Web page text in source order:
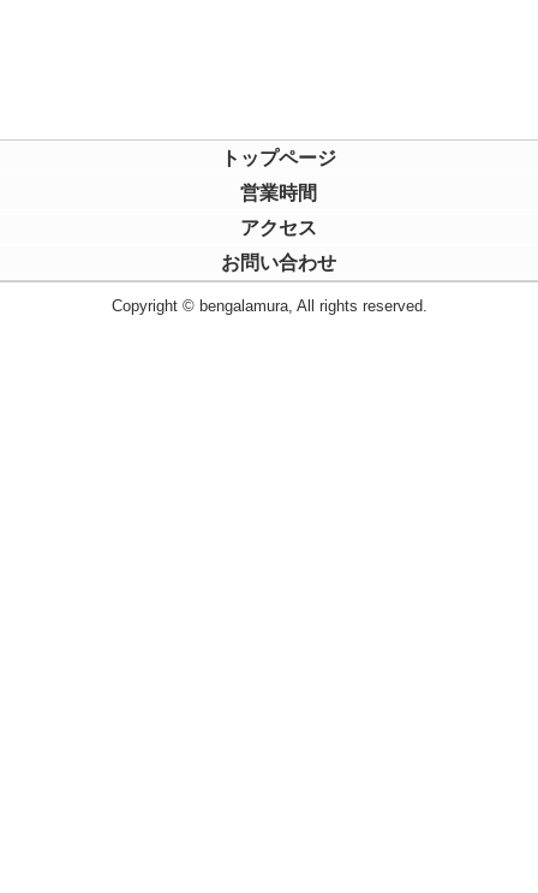
トップページ
営業時間
アクセス
お問い合わせ
Copyright © bengalamura, All rights reserved.